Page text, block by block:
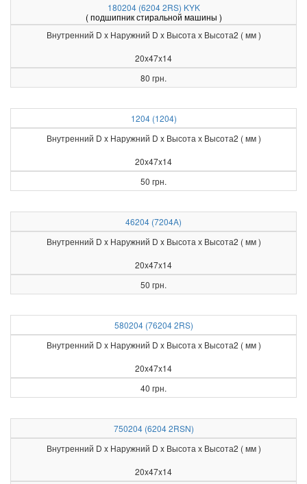
180204 (6204 2RS) KYK
( подшипник стиральной машины )
Внутренний D x Наружний D x Высота х Высота2 ( мм )
20x47x14
80 грн.
1204 (1204)
Внутренний D x Наружний D x Высота х Высота2 ( мм )
20x47x14
50 грн.
46204 (7204A)
Внутренний D x Наружний D x Высота х Высота2 ( мм )
20x47x14
50 грн.
580204 (76204 2RS)
Внутренний D x Наружний D x Высота х Высота2 ( мм )
20x47x14
40 грн.
750204 (6204 2RSN)
Внутренний D x Наружний D x Высота х Высота2 ( мм )
20x47x14